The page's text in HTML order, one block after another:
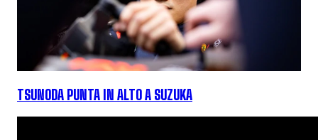
TSUNODA PUNTA IN ALTO A SUZUKA